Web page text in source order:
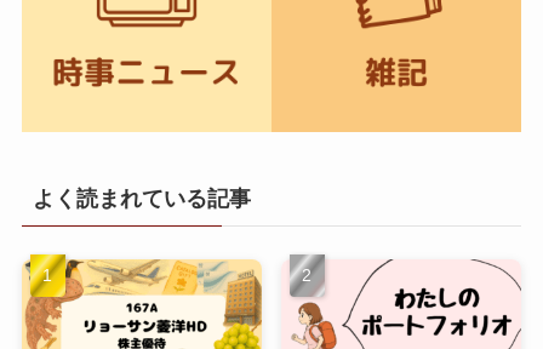
よく読まれている記事